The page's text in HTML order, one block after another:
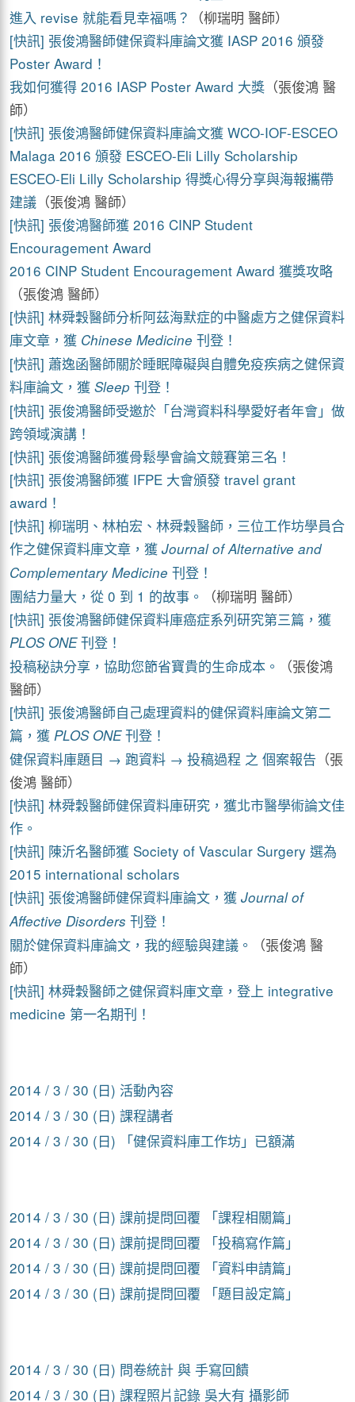
進入 revise 就能看見幸福嗎？
（柳瑞明 醫師）
[快訊] 張俊鴻醫師健保資料庫論文獲 IASP 2016 頒發
Poster Award！
我如何獲得 2016 IASP Poster Award 大獎 （張俊鴻 醫
師）
[快訊] 張俊鴻醫師健保資料庫論文獲 WCO-IOF-ESCEO
Malaga 2016 頒發 ESCEO-Eli Lilly Scholarship
ESCEO-Eli Lilly Scholarship 得獎心得分享與海報攜帶
建議 （張俊鴻 醫師）
[快訊] 張俊鴻醫師獲 2016 CINP Student
Encouragement Award
2016 CINP Student Encouragement Award 獲獎攻略
（張俊鴻 醫師）
[快訊] 林舜穀醫師分析阿茲海默症的中醫處方之健保資料
庫文章，獲 Chinese Medicine 刊登！
[快訊] 蕭逸函醫師關於睡眠障礙與自體免疫疾病之健保資
料庫論文，獲 Sleep 刊登！
[快訊] 張俊鴻醫師受邀於「台灣資料科學愛好者年會」做
跨領域演講！
[快訊] 張俊鴻醫師獲骨鬆學會論文競賽第三名！
[快訊] 張俊鴻醫師獲 IFPE 大會頒發 travel grant
award！
[快訊] 柳瑞明、林柏宏、林舜穀醫師，三位工作坊學員合
作之健保資料庫文章，獲 Journal of Alternative and
Complementary Medicine 刊登！
團結力量大，從 0 到 1 的故事。
（柳瑞明 醫師）
[快訊] 張俊鴻醫師健保資料庫癌症系列研究第三篇，獲
PLOS ONE刊登！
投稿秘訣分享，協助您節省寶貴的生命成本。
（張俊鴻
醫師）
[快訊] 張俊鴻醫師自己處理資料的健保資料庫論文第二
篇，獲 PLOS ONE刊登！
健保資料庫題目 → 跑資料 → 投稿過程 之 個案報告 （張
俊鴻 醫師）
[快訊] 林舜穀醫師健保資料庫研究，獲北市醫學術論文佳
作。
[快訊] 陳沂名醫師獲 Society of Vascular Surgery 選為
2015 international scholars
[快訊] 張俊鴻醫師健保資料庫論文，獲 Journal of
Affective Disorders 刊登！
關於健保資料庫論文，我的經驗與建議。
（張俊鴻 醫
師）
[快訊] 林舜穀醫師之健保資料庫文章，登上 integrative
medicine 第一名期刊！
2014 / 3 / 30 (日) 活動內容
2014 / 3 / 30 (日) 課程講者
2014 / 3 / 30 (日) 「健保資料庫工作坊」已額滿
2014 / 3 / 30 (日) 課前提問回覆 「課程相關篇」
2014 / 3 / 30 (日) 課前提問回覆 「投稿寫作篇」
2014 / 3 / 30 (日) 課前提問回覆 「資料申請篇」
2014 / 3 / 30 (日) 課前提問回覆 「題目設定篇」
2014 / 3 / 30 (日) 問卷統計 與 手寫回饋
2014 / 3 / 30 (日) 課程照片記錄 吳大有 攝影師